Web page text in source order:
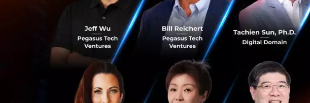
“เรากำลังอยู่ในจุดเปลี่ยนสำคัญของโล
อย่างหลีกเลี่ยงไม่ได้ใน Winning
เดอะมอลล์ กรุ๊ป จำกัด กล่าว “เดอะมอล
มอบประสบการณ์การช็อปปิ้งแบบเฉพา
และวันนี้ AI ก็เป็นหนึ่งในกุญแจสำคัญที่ช่
ต่อให้กับลูกค้าของเราได้ ไม่ว่าลูกค้าจ